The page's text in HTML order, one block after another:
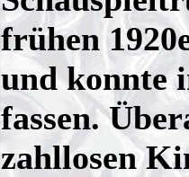
frühen
und konnte
fassen.
zahllosen